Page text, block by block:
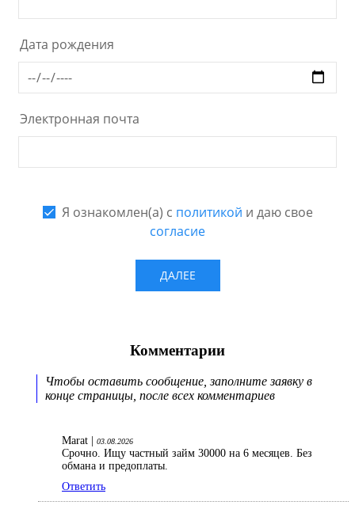
Комментарии
Чтобы оставить сообщение, заполните заявку в
конце страницы, после всех комментариев
Marat | 03.08.2026
Срочно. Ищу частный займ 30000 на 6 месяцев. Без
обмана и предоплаты.
Ответить